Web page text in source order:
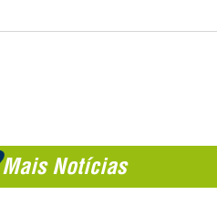
Mais Notícias